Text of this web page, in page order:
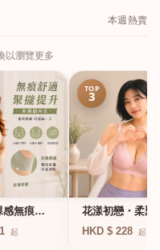
本週熱賣
以瀏覽更多
感無痕果
無鋼圈內
起
TOP
3
花漾初戀・柔聚
圈蕾絲內衣
HKD $ 228 起